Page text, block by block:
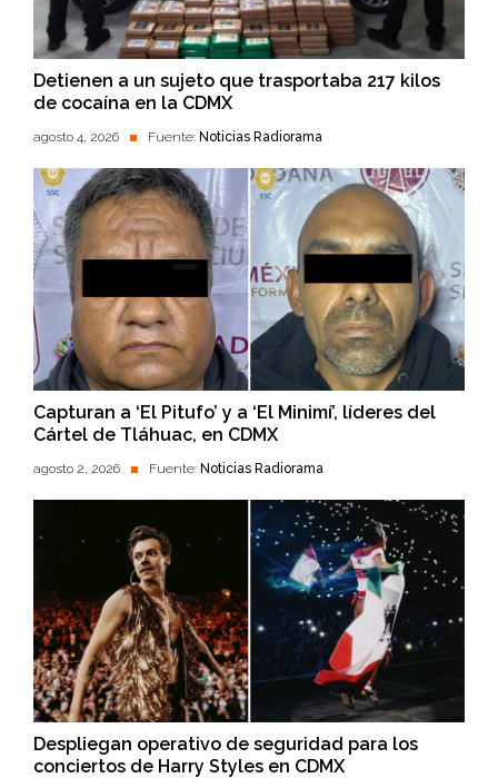
Detienen a un sujeto que trasportaba 217 kilos
de cocaína en la CDMX
agosto 4, 2026 Fuente: Noticias Radiorama
Capturan a ‘El Pitufo’ y a ‘El Minimí’, líderes del
Cártel de Tláhuac, en CDMX
agosto 2, 2026 Fuente: Noticias Radiorama
Despliegan operativo de seguridad para los
conciertos de Harry Styles en CDMX